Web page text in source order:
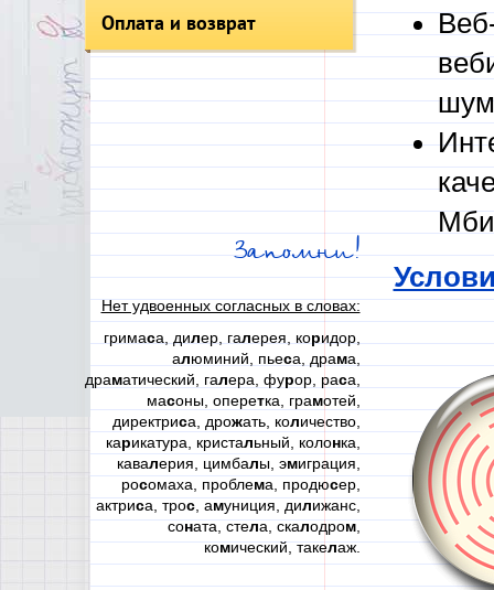
Оплата и возврат
Запомни!
Нет удвоенных согласных в словах:
гримаса, дилер, галерея, коридор,
алюминий, пьеса, драма,
драматический, галера, фурор, раса,
масоны, оперетка, грамотей,
директриса, дрожать, количество,
карикатура, кристальный, колонка,
кавалерия, цимбалы, эмиграция,
росомаха, проблема, продюсер,
актриса, трос, амуниция, дилижанс,
соната, стела, скалодром,
комический, такелаж.